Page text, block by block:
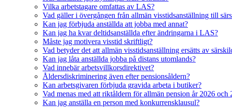
Vilka arbetstagare omfattas av LAS?
Vad gäller i övergången från allmän visstidsanställning till
Kan jag förbjuda anställda att jobba med annat?
Kan jag ha kvar deltidsanställda efter ändringarna i LAS?
Måste jag motivera visstid skriftligt?
Vad betyder det att allmän visstidsanställning ersätts av
Kan jag låta anställda jobba på distans utomlands?
Vad innebär arbetsvillkorsdirektivet?
Åldersdiskriminering även efter pensionsåldern?
Kan arbetsgivaren förbjuda gravida arbeta i butiker?
Vad menas med att riktåldern för allmän pension år 2026
Kan jag anställa en person med konkurrensklausul?